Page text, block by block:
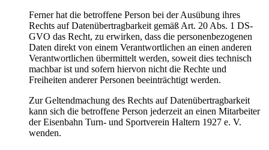
Ferner hat die betroffene Person bei der Ausübung ihres
Rechts auf Datenübertragbarkeit gemäß Art. 20 Abs. 1 DS-
GVO das Recht, zu erwirken, dass die personenbezogenen
Daten direkt von einem Verantwortlichen an einen anderen
Verantwortlichen übermittelt werden, soweit dies technisch
machbar ist und sofern hiervon nicht die Rechte und
Freiheiten anderer Personen beeinträchtigt werden.
Zur Geltendmachung des Rechts auf Datenübertragbarkeit
kann sich die betroffene Person jederzeit an einen Mitarbeiter
der Eisenbahn Turn- und Sportverein Haltern 1927 e. V.
wenden.